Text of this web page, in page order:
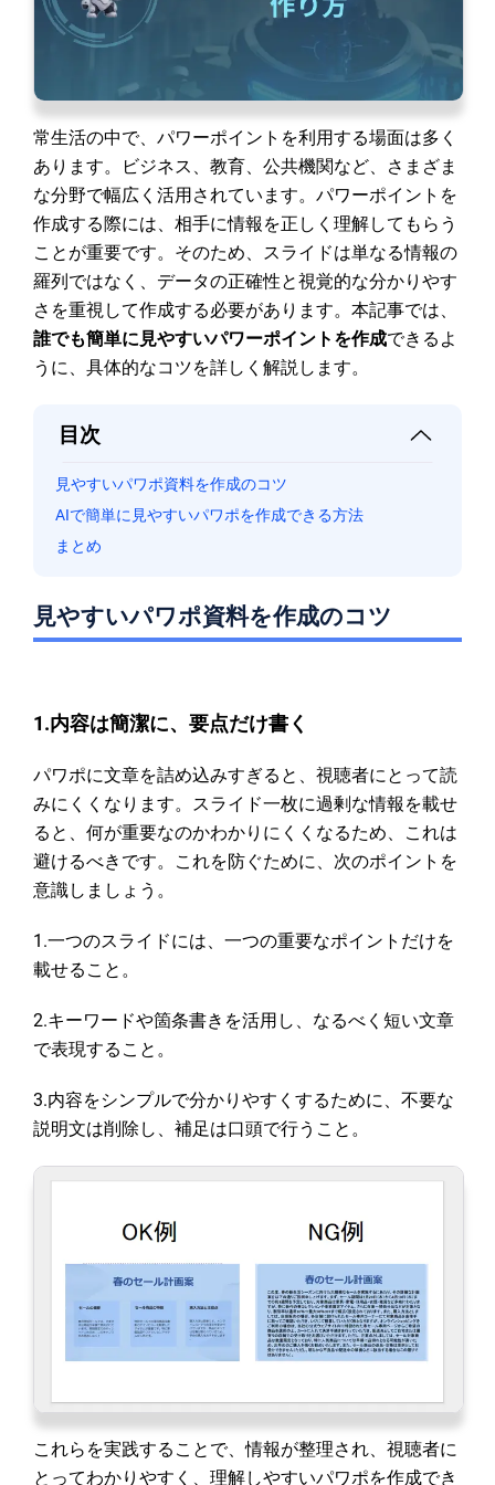
常生活の中で、パワーポイントを利用する場面は多く
あります。ビジネス、教育、公共機関など、さまざま
な分野で幅広く活用されています。パワーポイントを
作成する際には、相手に情報を正しく理解してもらう
ことが重要です。そのため、スライドは単なる情報の
羅列ではなく、データの正確性と視覚的な分かりやす
さを重視して作成する必要があります。本記事では、
誰でも簡単に見やすいパワーポイントを作成できるよ
うに、具体的なコツを詳しく解説します。
目次
見やすいパワポ資料を作成のコツ
AIで簡単に見やすいパワポを作成できる方法
まとめ
見やすいパワポ資料を作成のコツ
1.内容は簡潔に、要点だけ書く
パワポに文章を詰め込みすぎると、視聴者にとって読
みにくくなります。スライド一枚に過剰な情報を載せ
ると、何が重要なのかわかりにくくなるため、これは
避けるべきです。これを防ぐために、次のポイントを
意識しましょう。
1.一つのスライドには、一つの重要なポイントだけを
載せること。
2.キーワードや箇条書きを活用し、なるべく短い文章
で表現すること。
3.内容をシンプルで分かりやすくするために、不要な
説明文は削除し、補足は口頭で行うこと。
これらを実践することで、情報が整理され、視聴者に
とってわかりやすく、理解しやすいパワポを作成でき